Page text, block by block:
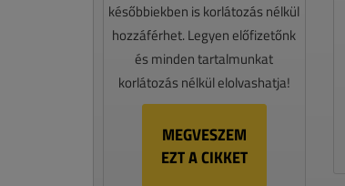
későbbiekben is korlátozás nélkül
hozzáférhet. Legyen előfizetőnk
és minden tartalmunkat
korlátozás nélkül elolvashatja!
MEGVESZEM
EZT A CIKKET